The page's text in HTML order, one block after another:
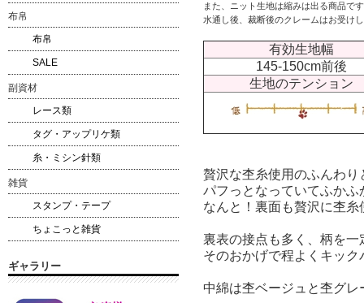
また、ニット生地は縮みは出る商品で
水通し後、裁断後のクレームはお受け
有効生地幅
145-150cm前後
生地のテンション
贅沢な杢糸使用のふんわ
パフっとなっていてふかふ
なんと！裏面も贅沢に杢糸
裏表の接点も多く、柄を
そのおかげで程よくキッ
中綿は杢ベージュと杢グ
布帛
布帛
SALE
副資材
レース類
タグ・アップリケ類
糸・ミシン針類
雑貨
スタンプ・テープ
ちょこっと雑貨
ギャラリー